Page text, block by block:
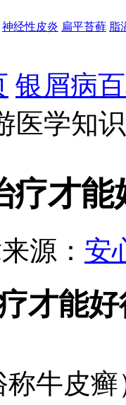
神经性皮炎 扁平苔藓 脂
银屑病
医学知
疗才能
源： 安
才能
牛皮